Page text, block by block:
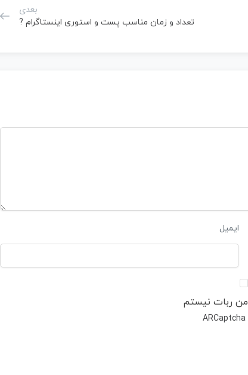
بعدی
تعداد و زمان مناسب پست و استوری اینستاگرام ?
ایمیل
من ربات نیستم
ARCaptcha